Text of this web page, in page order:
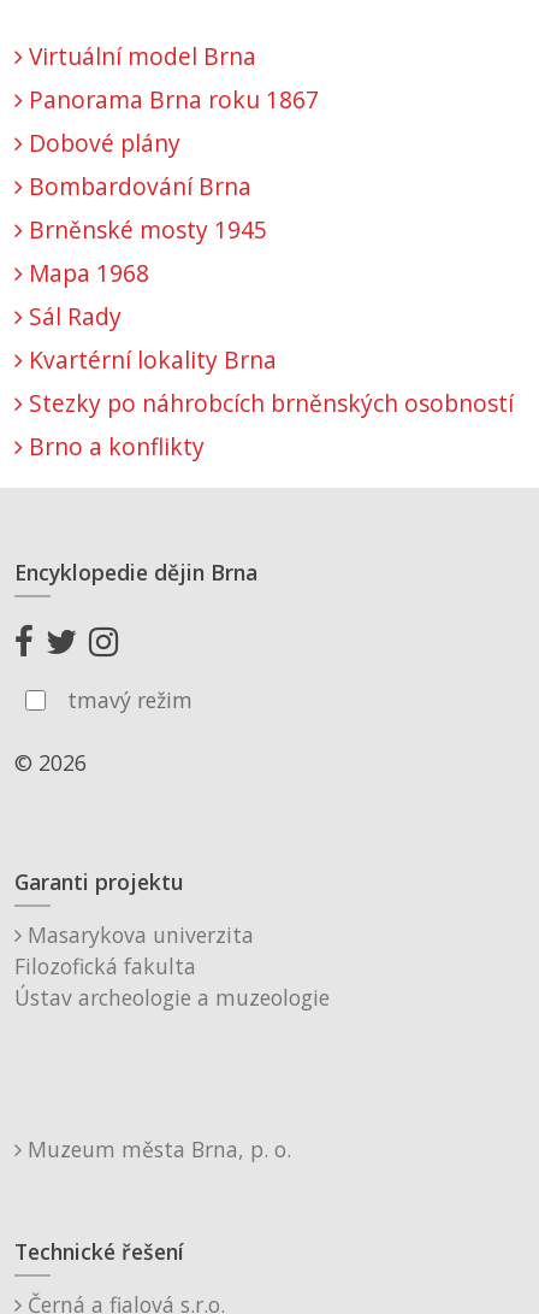
Virtuální model Brna
Panorama Brna roku 1867
Dobové plány
Bombardování Brna
Brněnské mosty 1945
Mapa 1968
Sál Rady
Kvartérní lokality Brna
Stezky po náhrobcích brněnských osobností
Brno a konflikty
Encyklopedie dějin Brna
tmavý režim
© 2026
Garanti projektu
Masarykova univerzita
Filozofická fakulta
Ústav archeologie a muzeologie
Muzeum města Brna, p. o.
Technické řešení
Černá a fialová s.r.o.